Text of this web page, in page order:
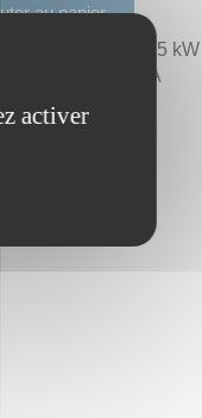
au panier
de 2,2 kW à 7,5 kW
112-380-IE3-B5-A
activer